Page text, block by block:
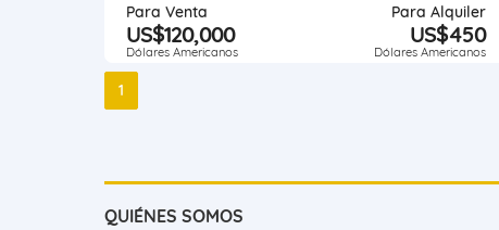
Para Venta
US$120,000
Dólares Americanos
Para Alquiler
US$450
Dólares Americanos
1
QUIÉNES SOMOS